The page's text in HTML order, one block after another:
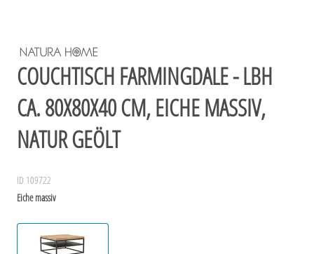
COUCHTISCH FARMINGDALE - LBH
CA. 80X80X40 CM, EICHE MASSIV,
NATUR GEÖLT
ID 109722
Eiche massiv